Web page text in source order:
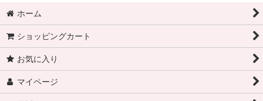
ホーム
ショッピングカート
お気に入り
マイページ